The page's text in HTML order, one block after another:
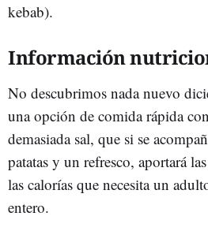
kebab).
Información
No descubrimos nada nuevo
una opción de comida rápida
demasiada sal, que si se
patatas y un refresco, aportará
las calorías que necesita un
entero.